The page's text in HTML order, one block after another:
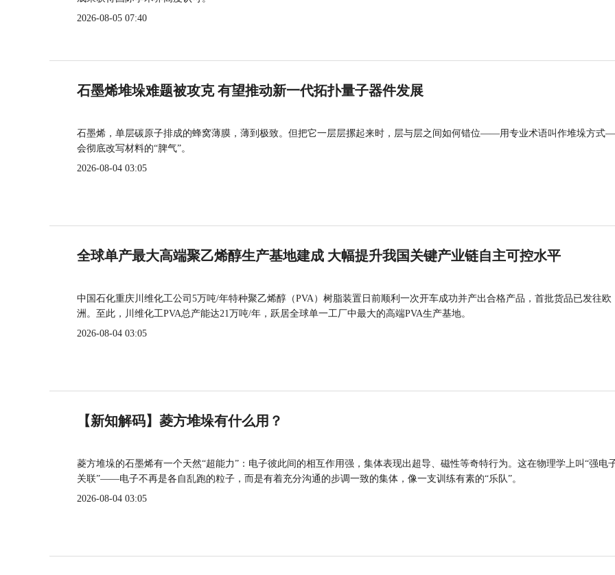
2026-08-05 07:40
石墨烯堆垛难题被攻克 有望推动新一代拓扑量子器件发展
石墨烯，单层碳原子排成的蜂窝薄膜，薄到极致。但把它一层层摞起来时，层与层之间如何错位——用专业术语叫作堆垛方
会彻底改写材料的“脾气”。
2026-08-04 03:05
全球单产最大高端聚乙烯醇生产基地建成 大幅提升我国关键产业链自主可控水平
中国石化重庆川维化工公司5万吨/年特种聚乙烯醇（PVA）树脂装置日前顺利一次开车成功并产出合格产品，首批货品已发往欧
洲。至此，川维化工PVA总产能达21万吨/年，跃居全球单一工厂中最大的高端PVA生产基地。
2026-08-04 03:05
【新知解码】菱方堆垛有什么用？
菱方堆垛的石墨烯有一个天然“超能力”：电子彼此间的相互作用强，集体表现出超导、磁性等奇特行为。这在物理学上叫“强电
关联”——电子不再是各自乱跑的粒子，而是有着充分沟通的步调一致的集体，像一支训练有素的“乐队”。
2026-08-04 03:05